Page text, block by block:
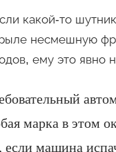
какой-то
несмешную
ему это явно
марка в этом
если машина